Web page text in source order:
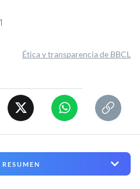
Ética y transparencia de BBCL
RESUMEN